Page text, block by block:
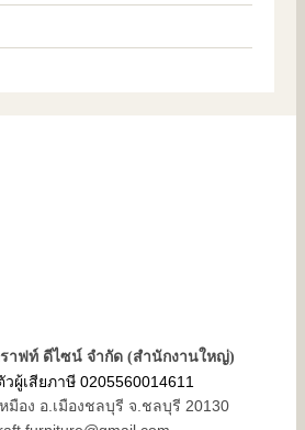
าฟท์ ดีไซน์ จำกัด (สำนักงานใหญ่)
วผู้เสียภาษี 0205560014611
มือง อ.เมืองชลบุรี จ.ชลบุรี 20130